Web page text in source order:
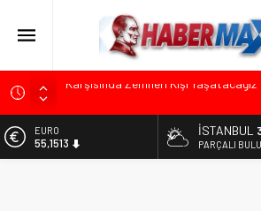
Üsküdar’da Başkan Vekili Seçimi
Muharrem İnce’den Mehmet Şimşek’e
ALTIN
6.635,91
İSTANBUL
PARÇALI